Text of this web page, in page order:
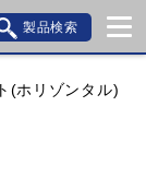
製品検索
(ホリゾンタル)